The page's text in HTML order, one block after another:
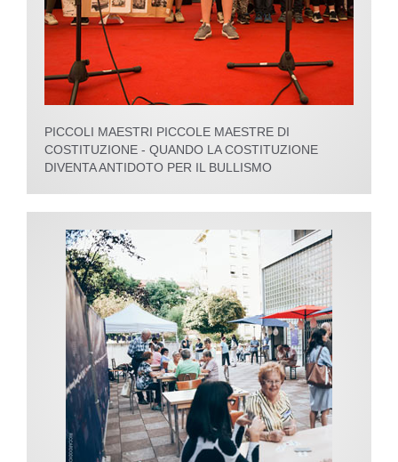
PICCOLI MAESTRI PICCOLE MAESTRE DI
COSTITUZIONE - QUANDO LA COSTITUZIONE
DIVENTA ANTIDOTO PER IL BULLISMO